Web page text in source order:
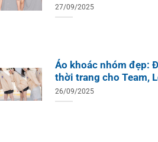
27/09/2025
Áo khoác nhóm đẹp:
thời trang cho Team,
26/09/2025